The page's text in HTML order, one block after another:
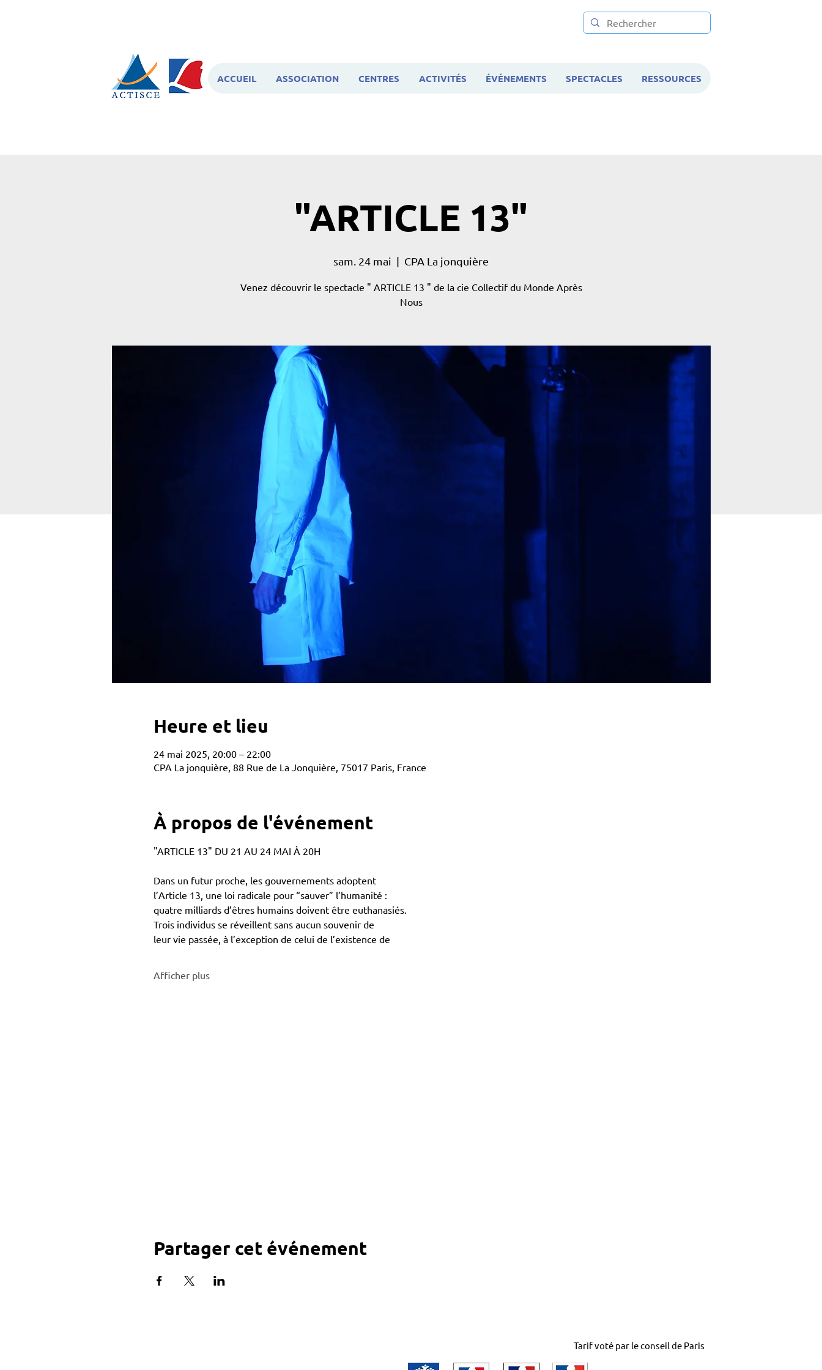
ACCUEIL ASSOCIATION CENTRES ACTIVITÉS ÉVÉNEMENTS SPECTACLES RESSOURCES
"ARTICLE 13"
sam. 24 mai
  |
CPA La jonquière
Venez découvrir le spectacle " ARTICLE 13 " de la cie Collectif du Monde Après
Nous
Heure et lieu
24 mai 2025, 20:00 – 22:00
CPA La jonquière, 88 Rue de La Jonquière, 75017 Paris, France
À propos de l'événement
"ARTICLE 13" DU 21 AU 24 MAI À 20H
Dans un futur proche, les gouvernements adoptent
l’Article 13, une loi radicale pour “sauver” l’humanité :
quatre milliards d’êtres humains doivent être euthanasiés.
Trois individus se réveillent sans aucun souvenir de
leur vie passée, à l’exception de celui de l’existence de
Afficher plus
Partager cet événement
Tarif voté par le conseil de Paris